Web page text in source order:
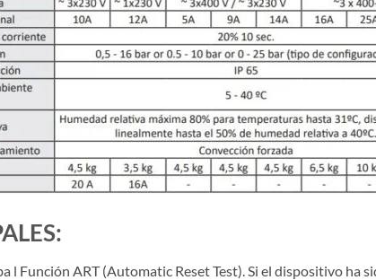
l Función ART (Automatic Reset Test). Si el dispositivo ha